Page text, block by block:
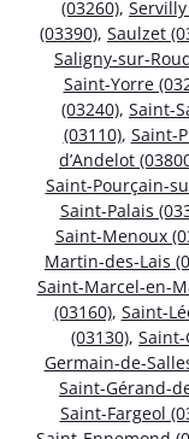
(03260),
(03390), Saulzet
Saligny-sur-
Saint-Yorre
(03240), Saint-
(03110), Saint-
d’Andelot
Saint-Pourçain-
Saint-Palais
Saint-Menoux
Martin-des-Lais
Saint-Marcel-en-
(03160), Saint-
(03130), Saint-
Germain-de-
Saint-Gérand-
Saint-Fargeol